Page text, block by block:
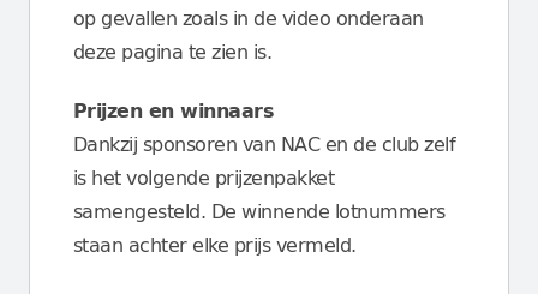
op gevallen zoals in de video onderaan
deze pagina te zien is.
Prijzen en winnaars
Dankzij sponsoren van NAC en de club zelf
is het volgende prijzenpakket
samengesteld. De winnende lotnummers
staan achter elke prijs vermeld.